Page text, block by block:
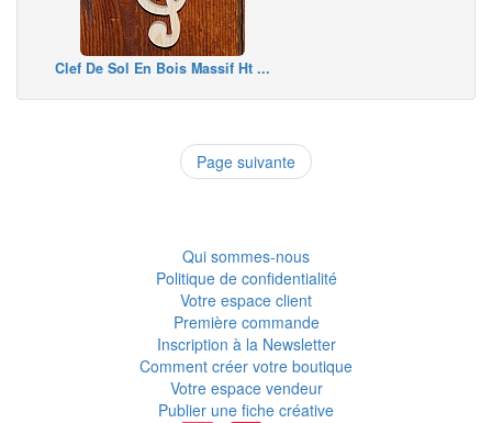
Clef De Sol En Bois Massif Ht ...
Page suivante
Qui sommes-nous
Politique de confidentialité
Votre espace client
Première commande
Inscription à la Newsletter
Comment créer votre boutique
Votre espace vendeur
Publier une fiche créative